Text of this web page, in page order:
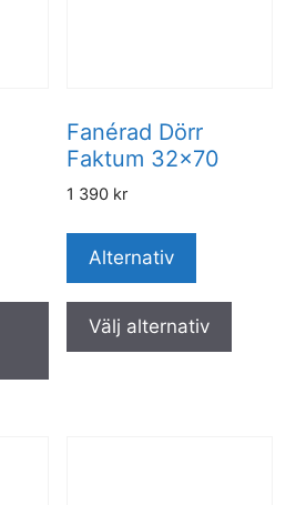
Fanérad Dörr
Faktum 32×70
1 390 kr
Alternativ
Välj alternativ